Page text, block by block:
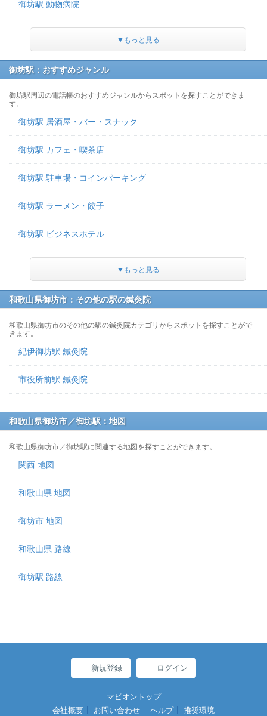
御坊駅 動物病院
▼もっと見る
御坊駅：おすすめジャンル
御坊駅周辺の電話帳のおすすめジャンルからスポットを探すことができま
す。
御坊駅 居酒屋・バー・スナック
御坊駅 カフェ・喫茶店
御坊駅 駐車場・コインパーキング
御坊駅 ラーメン・餃子
御坊駅 ビジネスホテル
▼もっと見る
和歌山県御坊市：その他の駅の鍼灸院
和歌山県御坊市のその他の駅の鍼灸院カテゴリからスポットを探すことがで
きます。
紀伊御坊駅 鍼灸院
市役所前駅 鍼灸院
和歌山県御坊市／御坊駅：地図
和歌山県御坊市／御坊駅に関連する地図を探すことができます。
関西 地図
和歌山県 地図
御坊市 地図
和歌山県 路線
御坊駅 路線
新規登録 ログイン
マピオントップ
会社概要
お問い合わせ ヘルプ 推奨環境